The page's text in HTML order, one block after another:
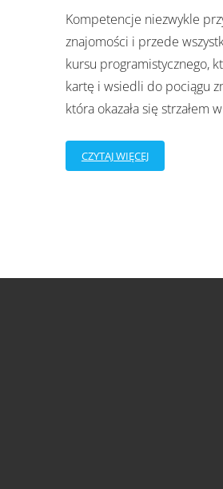
Kompetencje niezwykle
znajomości i przede
kursu programistycznego,
kartę i wsiedli do pociągu
która okazała się strzałem
CZYTAJ WIĘCEJ